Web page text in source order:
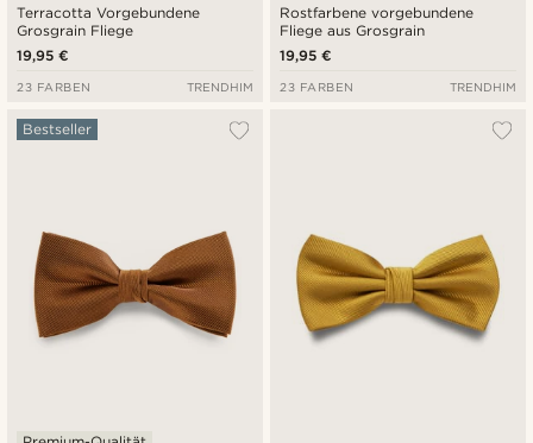
Terracotta Vorgebundene
Grosgrain Fliege
19,95 €
23 FARBEN TRENDHIM
Rostfarbene vorgebundene
Fliege aus Grosgrain
19,95 €
23 FARBEN TRENDHIM
Bestseller